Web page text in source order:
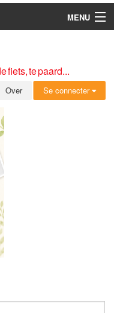
MENU
fiets, te paard...
Over Se connecter